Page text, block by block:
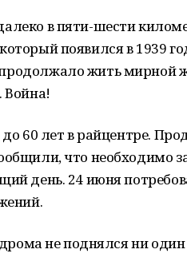
в пяти-шести
появился в 1939
жить мирной
Война!
60 лет в райцентре.
что необходимо
день. 24 июня
не поднялся ни один